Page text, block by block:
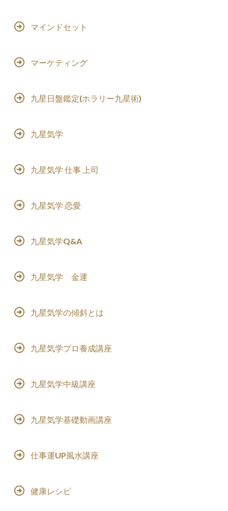
マインドセット
マーケティング
九星日盤鑑定(ホラリー九星術)
九星気学
九星気学 仕事 上司
九星気学 恋愛
九星気学Q&A
九星気学 金運
九星気学の傾斜とは
九星気学プロ養成講座
九星気学中級講座
九星気学基礎動画講座
仕事運UP風水講座
健康レシピ